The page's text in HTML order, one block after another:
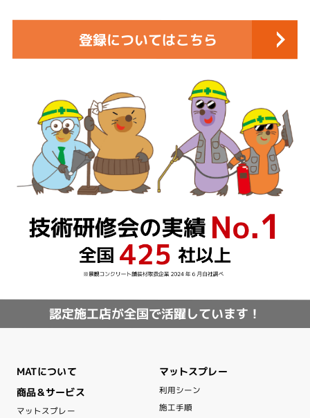
登録についてはこちら
認定施工店が全国で活躍しています！
MATについて
商品＆サービス
マットスプレー
マットスプレー
利用シーン
施工手順